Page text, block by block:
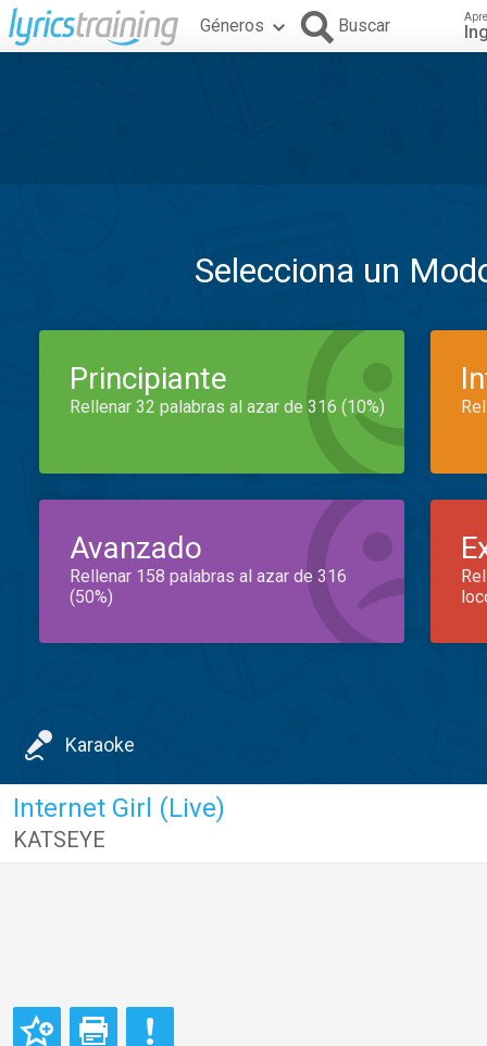
Géneros Buscar
Selecciona un
Principiante
Rellenar 32 palabras al azar de 316 (10%)
Avanzado
Rellenar 158 palabras al azar de 316
(50%)
Karaoke
Internet Girl (Live)
KATSEYE